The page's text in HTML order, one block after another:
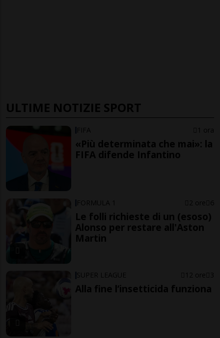
ULTIME NOTIZIE SPORT
FIFA 1 ora
«Più determinata che mai»: la
FIFA difende Infantino
FORMULA 1 2 ore 6
Le folli richieste di un (esoso)
Alonso per restare all'Aston
Martin
SUPER LEAGUE 12 ore 3
Alla fine l’insetticida funziona